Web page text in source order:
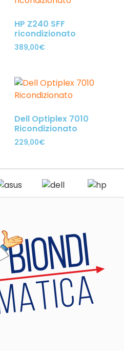
HP Z240 SFF
ricondizionato
389,00€
Dell Optiplex 7010
Ricondizionato
229,00€